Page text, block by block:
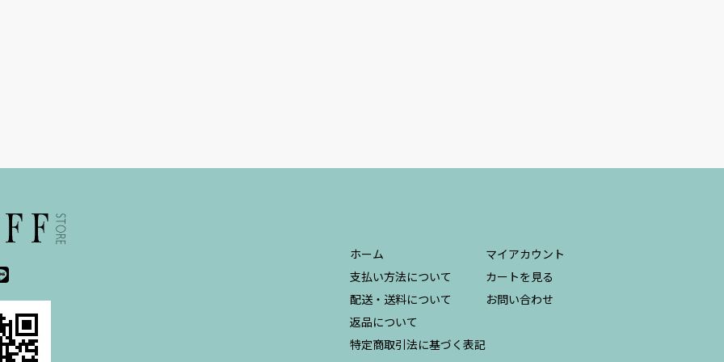
ホーム
支払い方法について
配送・送料について
返品について
特定商取引法に基づく表記
マイアカウント
カートを見る
お問い合わせ